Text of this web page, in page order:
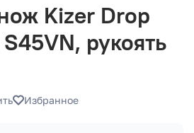
Kizer Drop
рукоять
Избранное